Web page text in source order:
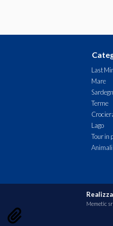
Last
Mare
Terme
Lago
Tour in
Animali
Memetic